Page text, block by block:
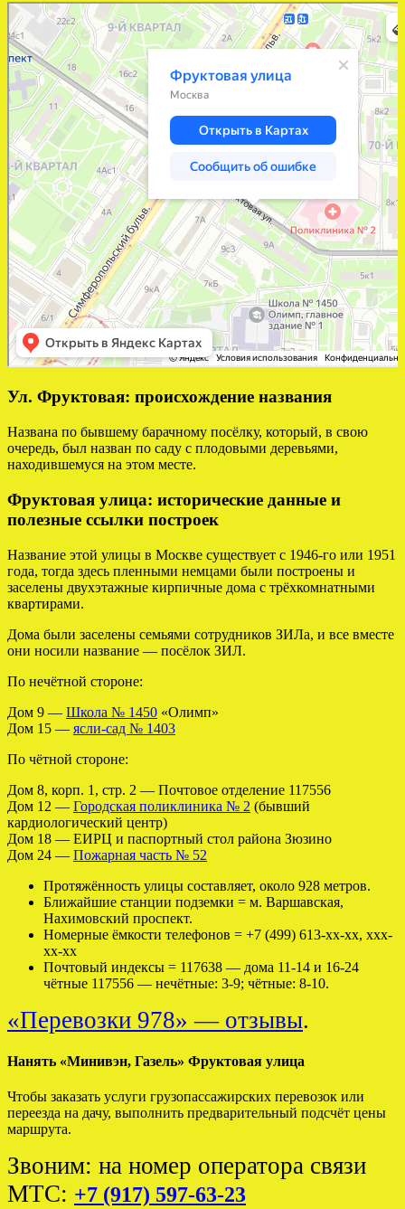
Москва
Фруктовая улица — Яндекс Карты
Ул. Фруктовая: происхождение названия
Названа по бывшему барачному посёлку, который, в свою
очередь, был назван по саду с плодовыми деревьями,
находившемуся на этом месте.
Фруктовая улица: исторические данные и
полезные ссылки построек
Название этой улицы в Москве существует с 1946-го или 1951
года, тогда здесь пленными немцами были построены и
заселены двухэтажные кирпичные дома с трёхкомнатными
квартирами.
Дома были заселены семьями сотрудников ЗИЛа, и все вместе
они носили название — посёлок ЗИЛ.
По нечётной стороне:
Дом 9 — Школа № 1450 «Олимп»
Дом 15 — ясли-сад № 1403
По чётной стороне:
Дом 8, корп. 1, стр. 2 — Почтовое отделение 117556
Дом 12 — Городская поликлиника № 2 (бывший
кардиологический центр)
Дом 18 — ЕИРЦ и паспортный стол района Зюзино
Дом 24 — Пожарная часть № 52
Протяжённость улицы составляет, около 928 метров.
Ближайшие станции подземки = м. Варшавская,
Нахимовский проспект.
Номерные ёмкости телефонов = +7 (499) 613-хх-хх, ххх-
хх-хх
Почтовый индексы = 117638 — дома 11-14 и 16-24
чётные 117556 — нечётные: 3-9; чётные: 8-10.
«Перевозки 978» — отзывы.
Нанять «Минивэн, Газель» Фруктовая улица
Чтобы заказать услуги грузопассажирских перевозок или
переезда на дачу, выполнить предварительный подсчёт цены
маршрута.
Звоним: на номер оператора связи
МТС: +7 (917) 597-63-23